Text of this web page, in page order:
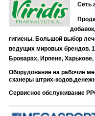
Сеть
гигиены. Большой выбор
ведущих мировых брендов.
Броварах, Ирпене,
Оборудование на рабочие
сканеры штрих-
Сервисное обслуживание